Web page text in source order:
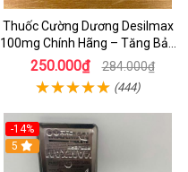
Thuốc Cường Dương Desilmax
100mg Chính Hãng – Tăng Bản
Lĩnh Phái Mạnh, Chống Xuất
Tinh Sớm
250.000₫ 284.000₫
(444)
-14%
5